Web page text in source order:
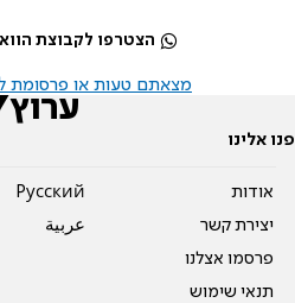
הצטרפו לקבוצת
מצאתם טעות או פרסומת
פנו אלינו
אודות
יצירת קשר
פרסמו אצלנו
תנאי שימוש
Pусский
عربية